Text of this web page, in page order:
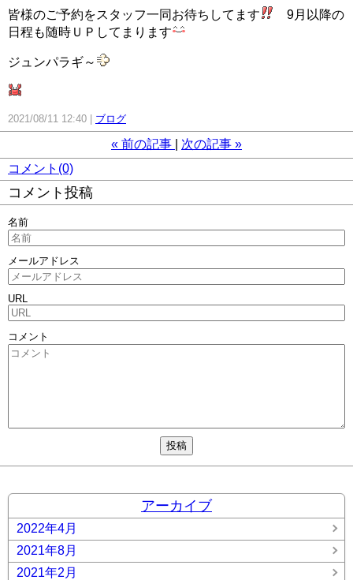
皆様のご予約をスタッフ一同お待ちしてます
9月以降の
日程も随時ＵＰしてまります
ジュンパラギ～
2021/08/11 12:40 ブログ
« 前の記事 次の記事 »
コメント(0)
コメント投稿
名前
メールアドレス
URL
コメント
アーカイブ
2022年4月
2021年8月
2021年2月